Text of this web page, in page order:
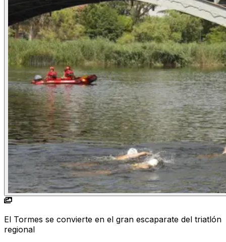
El Tormes se convierte en el gran escaparate del triatlón
regional